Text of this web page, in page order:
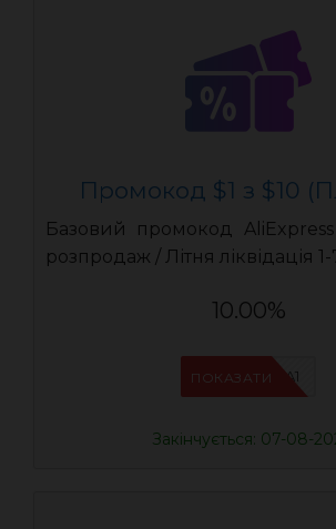
Промокод $1 з $10
Базовий промокод
розпродаж / Літня ліквідація
10.00%
IFSCDUA1
ПОКАЗАТИ
Закінчується: 07-08-